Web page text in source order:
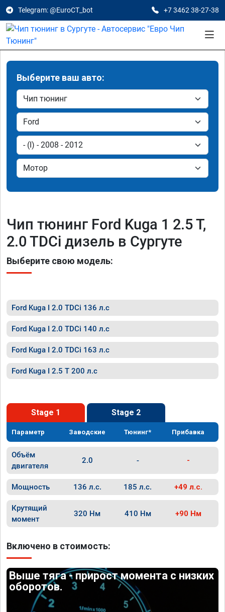
Telegram: @EuroCT_bot +7 3462 38-27-38
Выберите ваш авто:
Чип тюнинг Ford Kuga 1 2.5 T,
2.0 TDCi дизель в Сургуте
Выберите свою модель:
Ford Kuga I 2.0 TDCi 136 л.с
Ford Kuga I 2.0 TDCi 140 л.с
Ford Kuga I 2.0 TDCi 163 л.с
Ford Kuga I 2.5 T 200 л.с
Stage 1 Stage 2
Параметр Заводские Тюнинг* Прибавка
Объём
двигателя
2.0 - -
Мощность 136 л.с. 185 л.с. +49 л.с.
Крутящий
момент
320 Нм 410 Нм +90 Нм
Включено в стоимость:
Выше тяга - прирост момента с низких
оборотов.